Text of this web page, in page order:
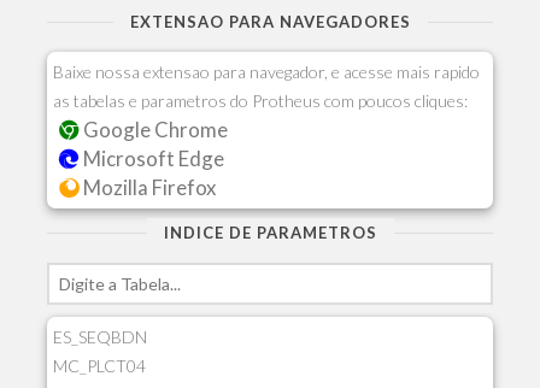
EXTENSAO PARA NAVEGADORES
Baixe nossa extensao para navegador, e acesse mais rapido
as tabelas e parametros do Protheus com poucos cliques:
Google Chrome
Microsoft Edge
Mozilla Firefox
INDICE DE PARAMETROS
ES_SEQBDN
MC_PLCT04